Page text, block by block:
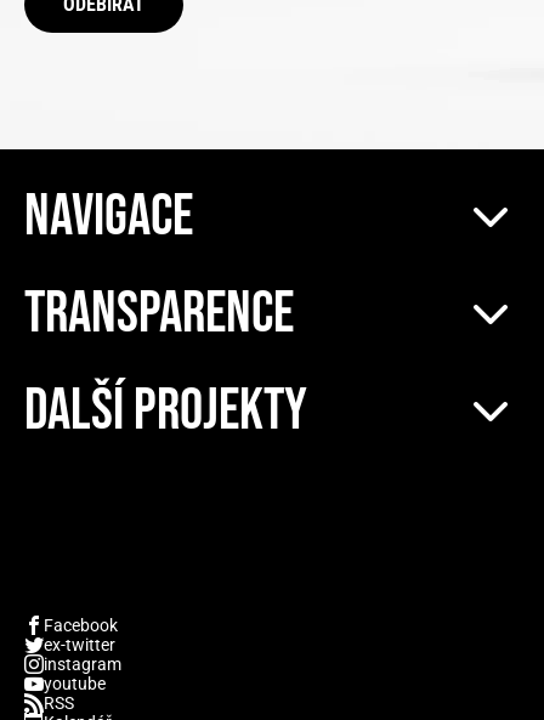
NAVIGACE
TRANSPARENCE
DALŠÍ PROJEKTY
Facebook
ex-twitter
instagram
youtube
RSS